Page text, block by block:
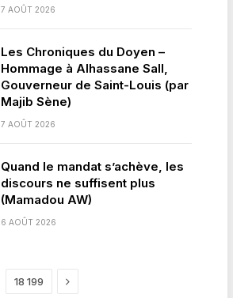
7 AOÛT 2026
Les Chroniques du Doyen –
Hommage à Alhassane Sall,
Gouverneur de Saint-Louis (par
Majib Sène)
7 AOÛT 2026
Quand le mandat s’achève, les
discours ne suffisent plus
(Mamadou AW)
6 AOÛT 2026
18 199 Next